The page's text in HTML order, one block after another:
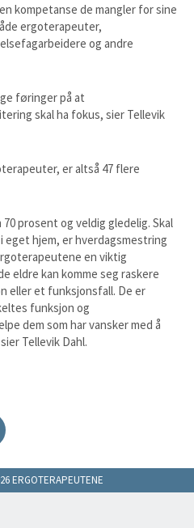
kompetanse de mangler for sine
ergoterapeuter,
og andre
føringer på at
skal ha fokus, sier Tellevik
er altså 47 flere
prosent og veldig gledelig. Skal
eget hjem, er hverdagsmestring
en viktig
eldre kan komme seg raskere
eller et funksjonsfall. De er
funksjon og
dem som har vansker med å
Tellevik Dahl.
ERGOTERAPEUTENE